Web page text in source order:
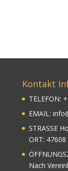
Kontakt
TELEFON: +
EMAIL:
STRASSE
ORT: 47608
Nach